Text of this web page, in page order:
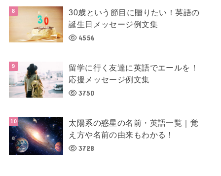
30歳という節目に贈りたい！英語の
誕生日メッセージ例文集
4556
留学に行く友達に英語でエールを！
応援メッセージ例文集
3750
太陽系の惑星の名前・英語一覧｜覚
え方や名前の由来もわかる！
3728